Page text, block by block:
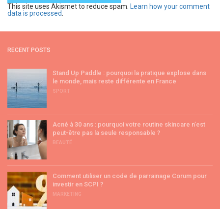
This site uses Akismet to reduce spam. Learn how your comment
data is processed.
RECENT POSTS
Stand Up Paddle : pourquoi la pratique explose dans
le monde, mais reste différente en France
SPORT
Acné à 30 ans : pourquoi votre routine skincare n’est
peut-être pas la seule responsable ?
BEAUTÉ
Comment utiliser un code de parrainage Corum pour
investir en SCPI ?
MARKETING